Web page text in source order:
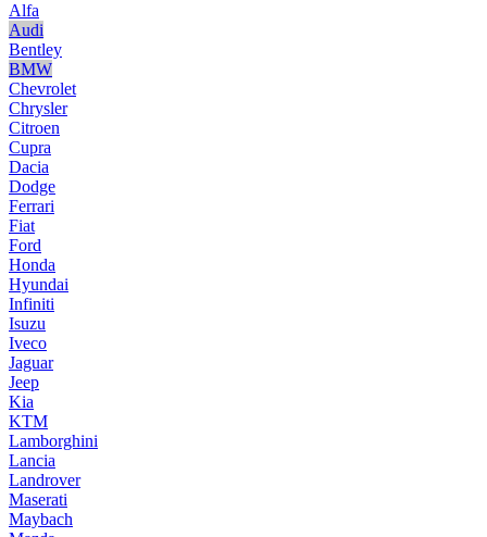
Alfa
Audi
Bentley
BMW
Chevrolet
Chrysler
Citroen
Cupra
Dacia
Dodge
Ferrari
Fiat
Ford
Honda
Hyundai
Infiniti
Isuzu
Iveco
Jaguar
Jeep
Kia
KTM
Lamborghini
Lancia
Landrover
Maserati
Maybach